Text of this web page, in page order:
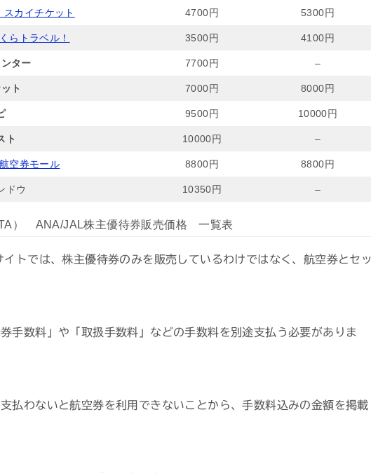
カイチケット 4700円 5300円
らトラベル！ 3500円 4100円
ター 7700円 –
ト 7000円 8000円
9500円 10000円
ト 10000円 –
空券モール 8800円 8800円
ドウ 10350円 –
） ANA/JAL株主優待券販売価格 一覧表
トでは、株主優待券のみを販売しているわけではなく、航空券とセッ
手数料」や「取扱手数料」などの手数料を別途支払う必要がありま
払わないと航空券を利用できないことから、手数料込みの金額を掲載